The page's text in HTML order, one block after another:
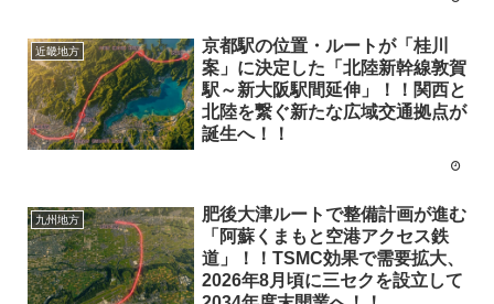
近畿地方
京都駅の位置・ルートが「桂川
案」に決定した「北陸新幹線敦賀
駅～新大阪駅間延伸」！！関西と
北陸を繋ぐ新たな広域交通拠点が
誕生へ！！
九州地方
肥後大津ルートで整備計画が進む
「阿蘇くまもと空港アクセス鉄
道」！！TSMC効果で需要拡大、
2026年8月頃に三セクを設立して